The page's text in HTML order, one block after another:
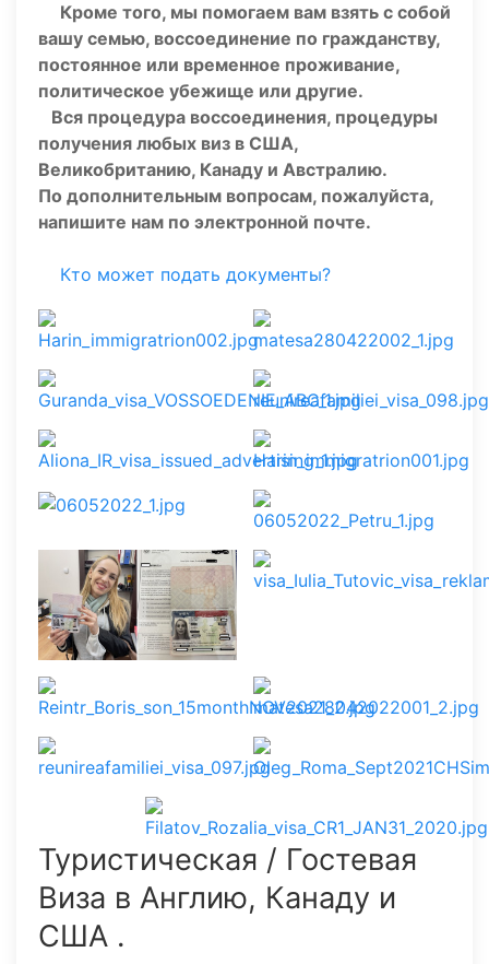
Кроме того, мы помогаем вам взять с собой
вашу семью, воссоединение по гражданству,
постоянное или временное проживание,
политическое убежище или другие.
Вся процедура воссоединения, процедуры
получения любых виз в США,
Великобританию, Канаду и Австралию.
По дополнительным вопросам, пожалуйста,
напишите нам по электронной почте.
Кто может подать документы?
Туристическая / Гостевая
Виза в Англию, Канаду и
США .